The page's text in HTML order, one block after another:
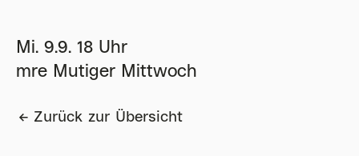
mre Mutiger Mittwoch
Mi. 9.9. 18 Uhr
Zurück zur Übersicht